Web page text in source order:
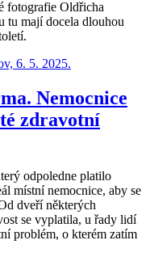
fotografie Oldřicha
tu mají docela dlouhou
Nemocnice
zdravotní
odpoledne platilo
místní nemocnice, aby se
dveří některých
se vyplatila, u řady lidí
problém, o kterém zatím